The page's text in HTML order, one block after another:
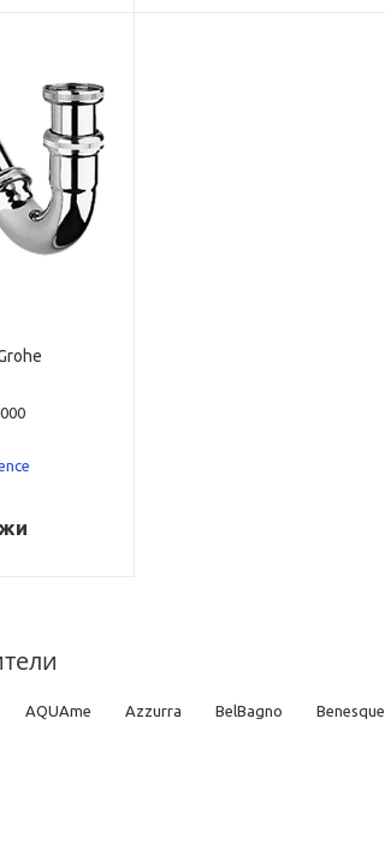
AQUAme Azzurra BelBagno Benesque